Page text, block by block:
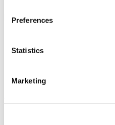
Preferences
Statistics
Marketing
Бесплатная онлайн
FLYMEDI
FLYMEDI ПОМОГАЕТ ВАМ